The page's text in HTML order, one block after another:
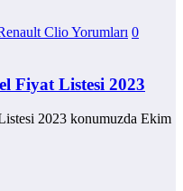
Clio Yorumları 0
Fiyat Listesi 2023
2023 konumuzda Ekim